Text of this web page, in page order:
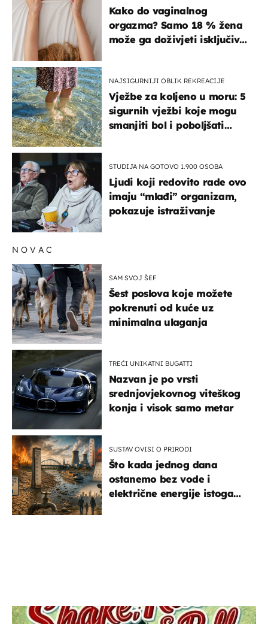
Kako do vaginalnog
orgazma? Samo 18 % žena
može ga doživjeti isključivo
NAJSIGURNIJI OBLIK REKREACIJE
Vježbe za koljeno u moru: 5
sigurnih vježbi koje mogu
smanjiti bol i poboljšati
STUDIJA NA GOTOVO 1.900 OSOBA
Ljudi koji redovito rade ovo
imaju “mlađi” organizam,
pokazuje istraživanje
NOVAC
SAM SVOJ ŠEF
Šest poslova koje možete
pokrenuti od kuće uz
minimalna ulaganja
TREĆI UNIKATNI BUGATTI
Nazvan je po vrsti
srednjovjekovnog viteškog
konja i visok samo metar
SUSTAV OVISI O PRIRODI
Što kada jednog dana
ostanemo bez vode i
električne energije istoga